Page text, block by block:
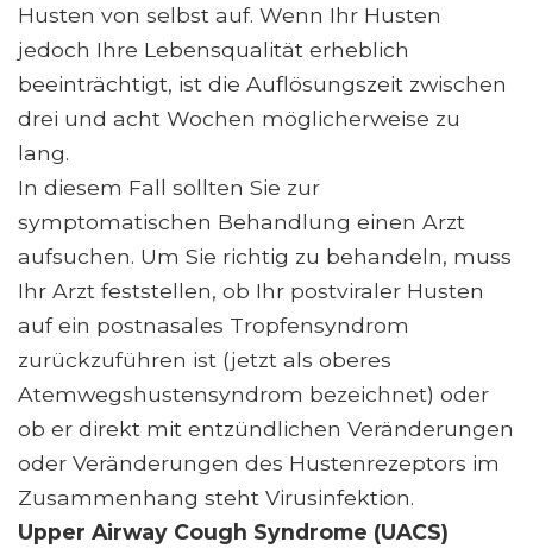
Husten von selbst auf. Wenn Ihr Husten
jedoch Ihre Lebensqualität erheblich
beeinträchtigt, ist die Auflösungszeit zwischen
drei und acht Wochen möglicherweise zu
lang.
In diesem Fall sollten Sie zur
symptomatischen Behandlung einen Arzt
aufsuchen. Um Sie richtig zu behandeln, muss
Ihr Arzt feststellen, ob Ihr postviraler Husten
auf ein postnasales Tropfensyndrom
zurückzuführen ist (jetzt als oberes
Atemwegshustensyndrom bezeichnet) oder
ob er direkt mit entzündlichen Veränderungen
oder Veränderungen des Hustenrezeptors im
Zusammenhang steht Virusinfektion.
Upper Airway Cough Syndrome (UACS)